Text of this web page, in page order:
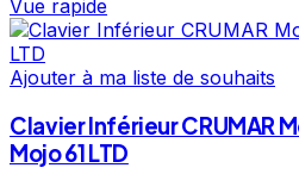
Vue rapide
Ajouter à ma liste de souhaits
Clavier Inférieur CRUMAR
Mojo 61 LTD